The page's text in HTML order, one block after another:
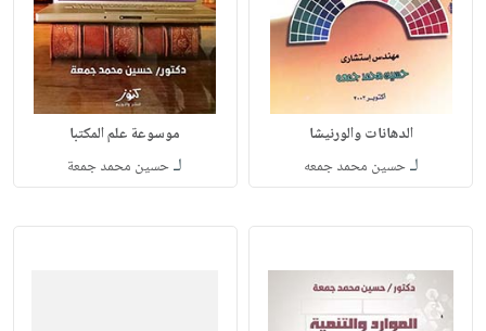
الدهانات والورنيشا
لـحسين محمد جمعه
موسوعة علم المكتبا
لـحسين محمد جمعة